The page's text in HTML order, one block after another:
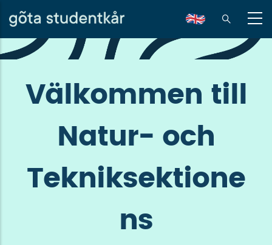
Hoppa
till
huvudinnehåll
en
Välkommen till
Natur- och
Tekniksektione
ns